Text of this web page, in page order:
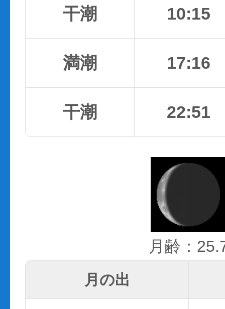
干潮 10:15
満潮 17:16
干潮 22:51
月齢：
月の出